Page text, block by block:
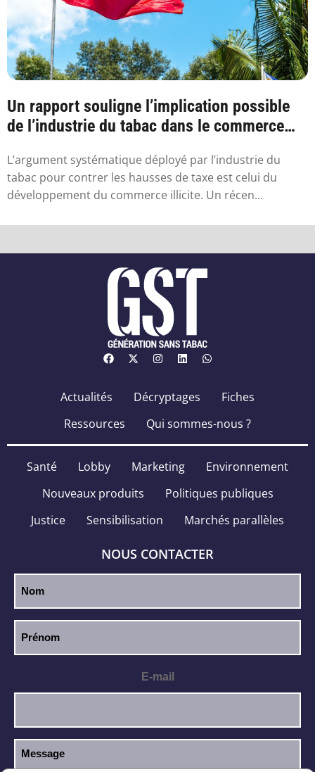
Un rapport souligne l’implication possible
de l’industrie du tabac dans le commerce
L’argument systématique déployé par l’industrie du
tabac pour contrer les hausses de taxe est celui du
développement du commerce illicite. Un récen...
Actualités Décryptages
Fiches
Ressources
Qui sommes-nous ?
Santé Lobby Marketing
Environnement
Nouveaux produits
Politiques publiques
Justice
Sensibilisation Marchés parallèles
NOUS CONTACTER
E-mail